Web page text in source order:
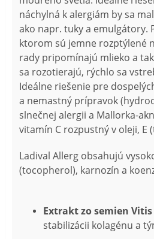
náchylná k alergiám by sa
ako napr. tuky a
ktorom sú jemne rozptýlené
rady pripomínajú mlieko a
sa rozotierajú, rýchlo sa
Ideálne riešenie pre
a nemastný prípravok
slnečnej alergii a Mallorka-
vitamín C rozpustný v oleji, E
Ladival Allerg obsahujú
(tocopherol), karnozín a
Extrakt zo semien
stabilizácii kolagénu a